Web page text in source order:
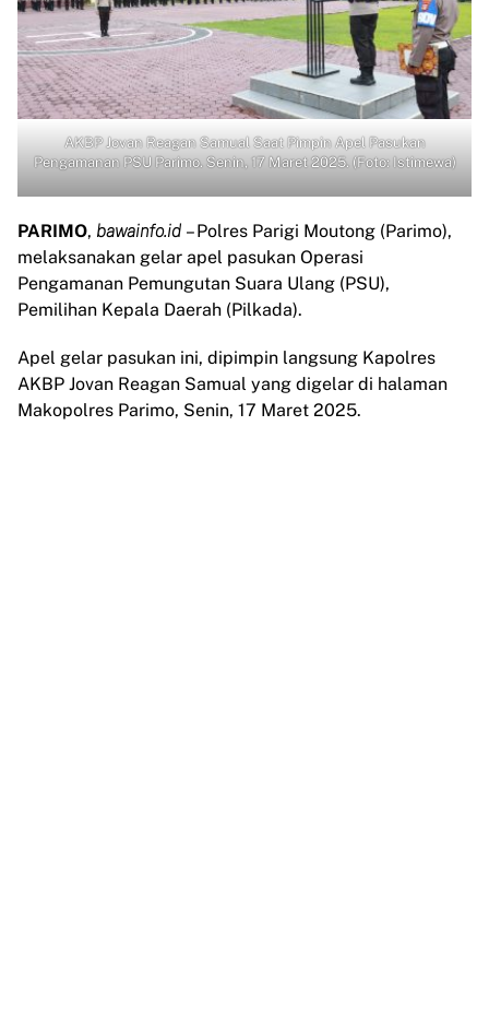
AKBP Jovan Reagan Samual Saat Pimpin Apel Pasukan
Pengamanan PSU Parimo. Senin, 17 Maret 2025. (Foto: Istimewa)
PARIMO, bawainfo.id – Polres Parigi Moutong (Parimo),
melaksanakan gelar apel pasukan Operasi
Pengamanan Pemungutan Suara Ulang (PSU),
Pemilihan Kepala Daerah (Pilkada).
Apel gelar pasukan ini, dipimpin langsung Kapolres
AKBP Jovan Reagan Samual yang digelar di halaman
Makopolres Parimo, Senin, 17 Maret 2025.